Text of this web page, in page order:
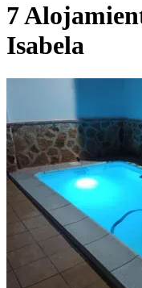
7
Isabela